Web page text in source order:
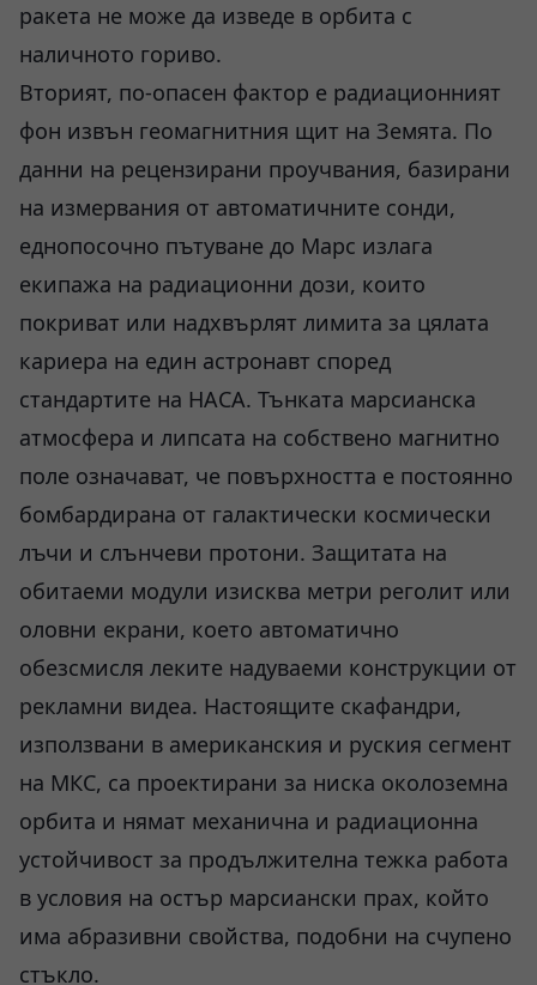
ракета не може да изведе в орбита с
наличното гориво.
Вторият, по-опасен фактор е радиационният
фон извън геомагнитния щит на Земята. По
данни на рецензирани проучвания, базирани
на измервания от автоматичните сонди,
еднопосочно пътуване до Марс излага
екипажа на радиационни дози, които
покриват или надхвърлят лимита за цялата
кариера на един астронавт според
стандартите на НАСА. Тънката марсианска
атмосфера и липсата на собствено магнитно
поле означават, че повърхността е постоянно
бомбардирана от галактически космически
лъчи и слънчеви протони. Защитата на
обитаеми модули изисква метри реголит или
оловни екрани, което автоматично
обезсмисля леките надуваеми конструкции от
рекламни видеа. Настоящите скафандри,
използвани в американския и руския сегмент
на МКС, са проектирани за ниска околоземна
орбита и нямат механична и радиационна
устойчивост за продължителна тежка работа
в условия на остър марсиански прах, който
има абразивни свойства, подобни на счупено
стъкло.